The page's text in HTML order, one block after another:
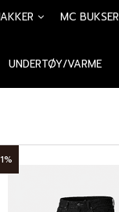
MC BUKSER
UNDERTØY/VARME